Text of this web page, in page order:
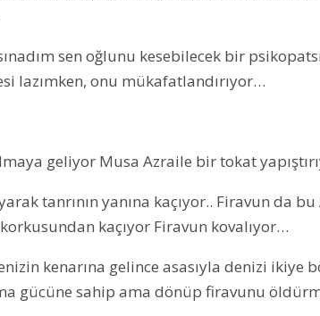
sen oğlunu kesebilecek bir
lazımken, onu mükafatlandırıyor…
geliyor Musa Azraile bir tokat
tanrının yanına kaçıyor.. Firavun da
kaçıyor Firavun kovalıyor…
kenarına gelince asasıyla denizi ikiye
gücüne sahip ama dönüp firavunu